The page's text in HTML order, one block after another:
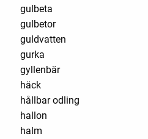
gulbeta
gulbetor
guldvatten
gurka
gyllenbär
häck
hållbar odling
hallon
halm